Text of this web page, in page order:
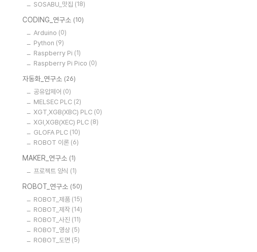
SOSABU_맛집 (18)
CODING_연구소 (10)
Arduino (0)
Python (9)
Raspberry Pi (1)
Raspberry Pi Pico (0)
자동화_연구소 (26)
공유압제어 (0)
MELSEC PLC (2)
XGT,XGB(XBC) PLC (0)
XGI,XGB(XEC) PLC (8)
GLOFA PLC (10)
ROBOT 이론 (6)
MAKER_연구소 (1)
프로젝트 양식 (1)
ROBOT_연구소 (50)
ROBOT_제품 (15)
ROBOT_제작 (14)
ROBOT_사진 (11)
ROBOT_영상 (5)
ROBOT_도면 (5)